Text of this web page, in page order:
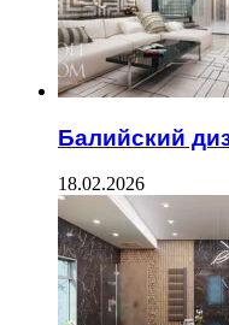
Балийский
18.02.2026